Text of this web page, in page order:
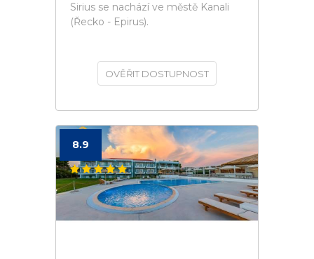
Sirius se nachází ve městě Kanali
(Řecko - Epirus).
OVĚŘIT DOSTUPNOST
8.9